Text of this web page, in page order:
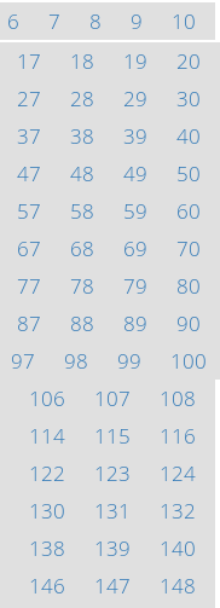
6 7 8 9
10
17 18 19
20
27 28 29
30
37 38 39
40
47 48 49
50
57 58 59
60
67 68 69
70
77 78 79
80
87 88 89
90
97 98 99
100
106 107
108
114 115
116
122 123
124
130 131
132
138 139
140
146 147
148